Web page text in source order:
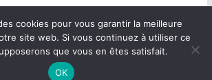
Walan plus .
cookies pour vous garantir la meilleure
site web. Si vous continuez à utiliser ce
que vous en êtes satisfait.
OK